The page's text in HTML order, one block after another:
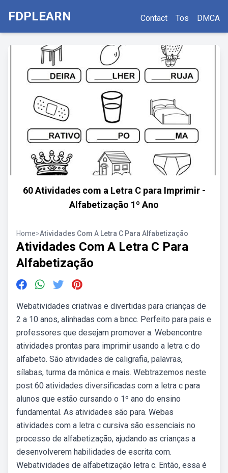
FDPLEARN Contact Tos DMCA
60 Atividades com a Letra C para Imprimir -
Alfabetização 1º Ano
Home>Atividades Com A Letra C Para Alfabetização
Atividades Com A Letra C Para
Alfabetização
Webatividades criativas e divertidas para crianças de
2 a 10 anos, alinhadas com a bncc. Perfeito para pais e
professores que desejam promover a. Webencontre
atividades prontas para imprimir usando a letra c do
alfabeto. São atividades de caligrafia, palavras,
sílabas, turma da mônica e mais. Webtrazemos neste
post 60 atividades diversificadas com a letra c para
alunos que estão cursando o 1º ano do ensino
fundamental. As atividades são para. Webas
atividades com a letra c cursiva são essenciais no
processo de alfabetização, ajudando as crianças a
desenvolverem habilidades de escrita com.
Webatividades de alfabetização letra c. Então, essa é